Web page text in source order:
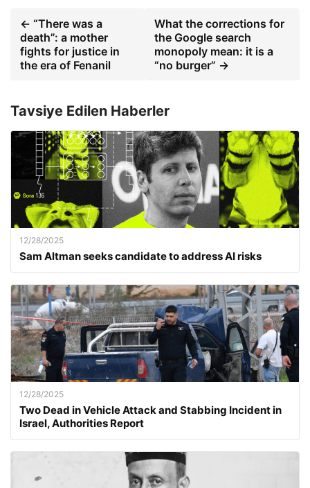
← “There was a
death”: a mother
fights for justice in
the era of Fenanil
What the corrections for
the Google search
monopoly mean: it is a
“no burger” →
Tavsiye Edilen Haberler
12/28/2025
Sam Altman seeks candidate to address AI risks
12/28/2025
Two Dead in Vehicle Attack and Stabbing Incident in
Israel, Authorities Report